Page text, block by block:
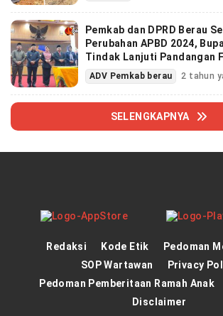
Pemkab dan DPRD Berau
Perubahan APBD 2024,
Tindak Lanjuti Pandangan
ADV Pemkab berau 2 tahun
SELENGKAPNYA
Redaksi Kode Etik
Pedoman
SOP Wartawan
Privacy
Pedoman Pemberitaan Ramah Anak
Disclaimer